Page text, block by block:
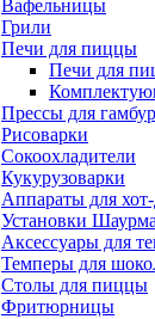
Вафельницы
Грили
Печи для пиццы
Печи для
Прессы для
Рисоварки
Сокоохладители
Кукурузоварки
Аппараты для
Установки Шаурма
Аксессуары для
Темперы для
Столы для пиццы
Фритюрницы